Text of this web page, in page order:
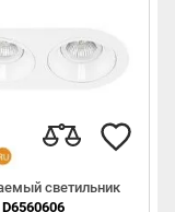
светильник